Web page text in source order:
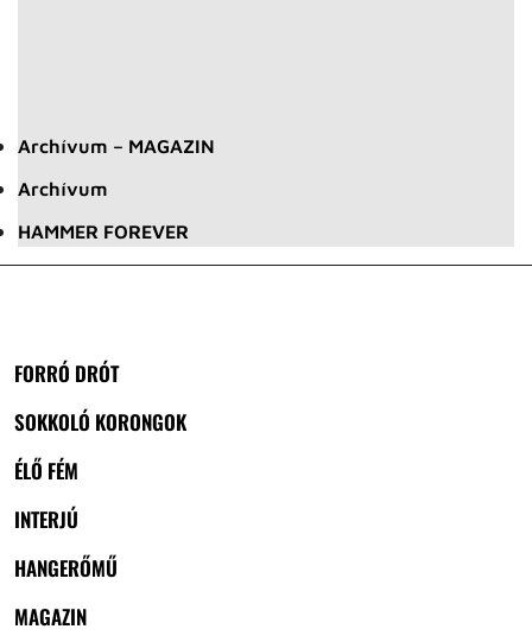
Archívum – MAGAZIN
Archívum
HAMMER FOREVER
FORRÓ DRÓT
SOKKOLÓ KORONGOK
ÉLŐ FÉM
INTERJÚ
HANGERŐMŰ
MAGAZIN